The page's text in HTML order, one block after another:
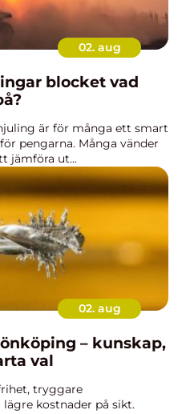
02. aug
blocket vad
är för många ett smart
pengarna. Många vänder
jämföra ut...
02. aug
– kunskap,
val
tryggare
kostnader på sikt.